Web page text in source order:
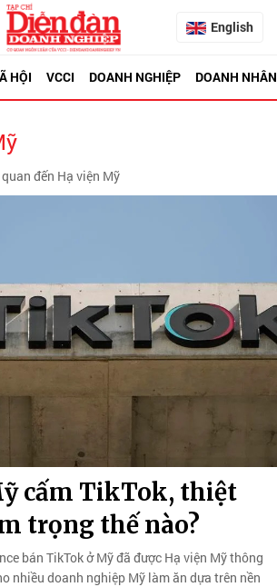
English
HỘI VCCI DOANH NGHIỆP DOANH NHÂN
đến Hạ viện Mỹ
cấm TikTok, thiệt
trọng thế nào?
bán TikTok ở Mỹ đã được Hạ viện Mỹ thông
nhiều doanh nghiệp Mỹ làm ăn dựa trên nền